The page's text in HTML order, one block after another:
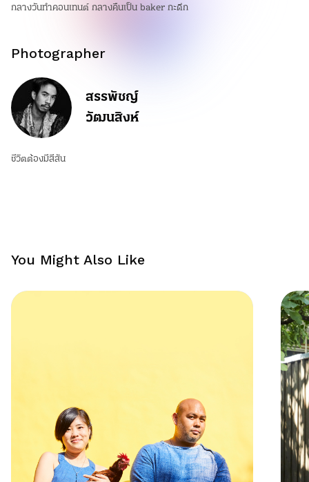
กลางวันทำคอนเทนต์ กลางคืนเป็น baker กะดึก
Photographer
สรรพัชญ์
วัฒนสิงห์
ชีวิตต้องมีสีสัน
You Might Also Like